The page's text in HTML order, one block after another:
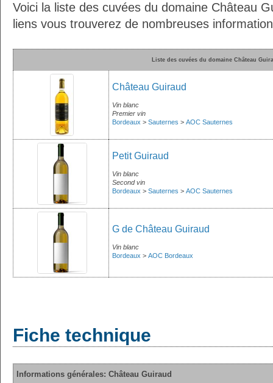
Voici la liste des cuvées du domaine Château
liens vous trouverez de nombreuses
Liste des cuvées du domaine Château
Château Guiraud
Vin blanc
Premier vin
Bordeaux > Sauternes > AOC Sauternes
Petit Guiraud
Vin blanc
Second vin
Bordeaux > Sauternes > AOC Sauternes
G de Château Guiraud
Vin blanc
Bordeaux > AOC Bordeaux
Fiche technique
Informations générales: Château Guiraud